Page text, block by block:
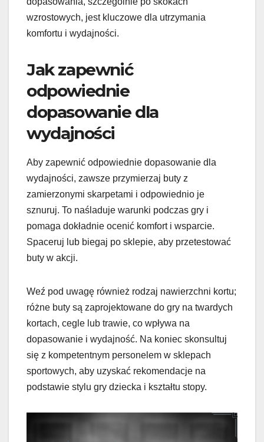
wzrostowych, jest kluczowe dla utrzymania
komfortu i wydajności.
Jak zapewnić
odpowiednie
dopasowanie dla
wydajności
Aby zapewnić odpowiednie dopasowanie dla
wydajności, zawsze przymierzaj buty z
zamierzonymi skarpetami i odpowiednio je
sznuruj. To naśladuje warunki podczas gry i
pomaga dokładnie ocenić komfort i wsparcie.
Spaceruj lub biegaj po sklepie, aby przetestować
buty w akcji.
Weź pod uwagę również rodzaj nawierzchni kortu;
różne buty są zaprojektowane do gry na twardych
kortach, cegle lub trawie, co wpływa na
dopasowanie i wydajność. Na koniec skonsultuj
się z kompetentnym personelem w sklepach
sportowych, aby uzyskać rekomendacje na
podstawie stylu gry dziecka i kształtu stopy.